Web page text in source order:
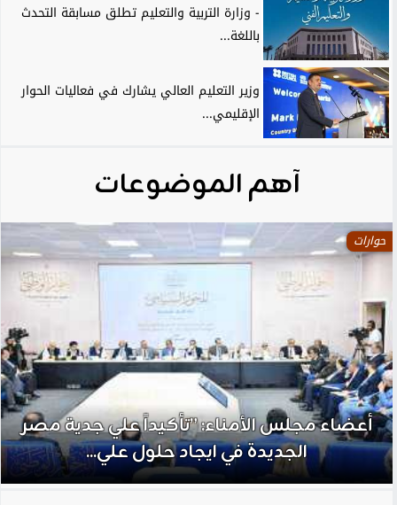
- وزارة التربية والتعليم تطلق مسابقة التحدث
باللغة...
وزير التعليم العالي يشارك في فعاليات الحوار
الإقليمي...
آهم الموضوعات
حوارات
أعضاء مجلس الأمناء: ”تأكيداً علي جدية مصر
الجديدة في ايجاد حلول علي...